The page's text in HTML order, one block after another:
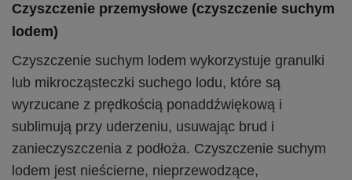
Czyszczenie przemysłowe (czyszczenie suchym
lodem)
Czyszczenie suchym lodem wykorzystuje granulki
lub mikrocząsteczki suchego lodu, które są
wyrzucane z prędkością ponaddźwiękową i
sublimują przy uderzeniu, usuwając brud i
zanieczyszczenia z podłoża. Czyszczenie suchym
lodem jest nieścierne, nieprzewodzące,